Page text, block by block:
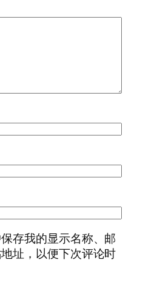
存我的显示名称、邮
址，以便下次评论时